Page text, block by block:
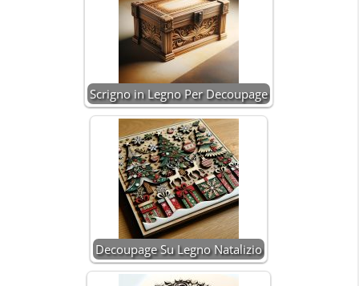
Scrigno in Legno Per Decoupage
Decoupage Su Legno Natalizio